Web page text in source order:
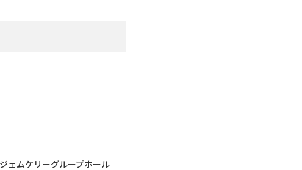
ェムケリーグループホール